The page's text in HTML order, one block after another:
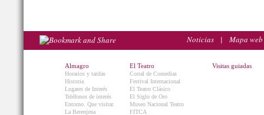
Noticias | Mapa web
Almagro
Horarios y tarifas
Historia
Lugares de Interés
Teléfonos de interés
Entorno. Que visitar.
La Berenjena
El Teatro
Corral de Comedias
Festival Internacional
El Teatro Clásico
El Siglo de Oro
Museo Nacional Teatro
FITCA
Visitas guiadas